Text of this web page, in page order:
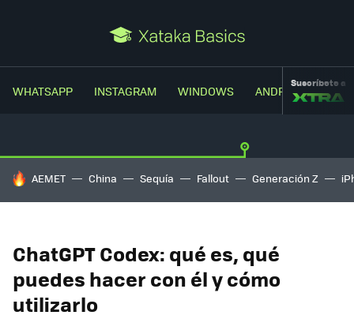
WHATSAPP INSTAGRAM WINDOWS ANDROIDSuscríbete a
HOY SE HABLA DE
AEMET China Sequía Fallout Generación Z
ChatGPT Codex: qué es, qué
puedes hacer con él y cómo
utilizarlo